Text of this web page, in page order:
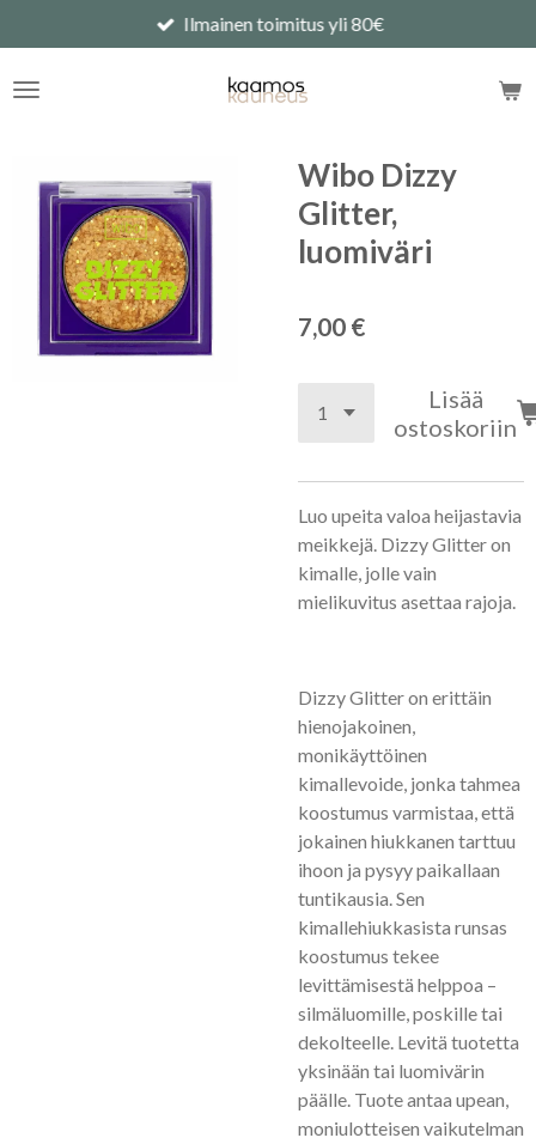
pääsisältöön
Ilmainen toimitus yli 80€
Wibo Dizzy
Glitter,
luomiväri
7,00 €
Lisää
ostoskoriin
Luo upeita valoa heijastavia
meikkejä. Dizzy Glitter on
kimalle, jolle vain
mielikuvitus asettaa rajoja.
Dizzy Glitter on erittäin
hienojakoinen,
monikäyttöinen
kimallevoide, jonka tahmea
koostumus varmistaa, että
jokainen hiukkanen tarttuu
ihoon ja pysyy paikallaan
tuntikausia. Sen
kimallehiukkasista runsas
koostumus tekee
levittämisestä helppoa –
silmäluomille, poskille tai
dekolteelle. Levitä tuotetta
yksinään tai luomivärin
päälle. Tuote antaa upean,
moniulotteisen vaikutelman